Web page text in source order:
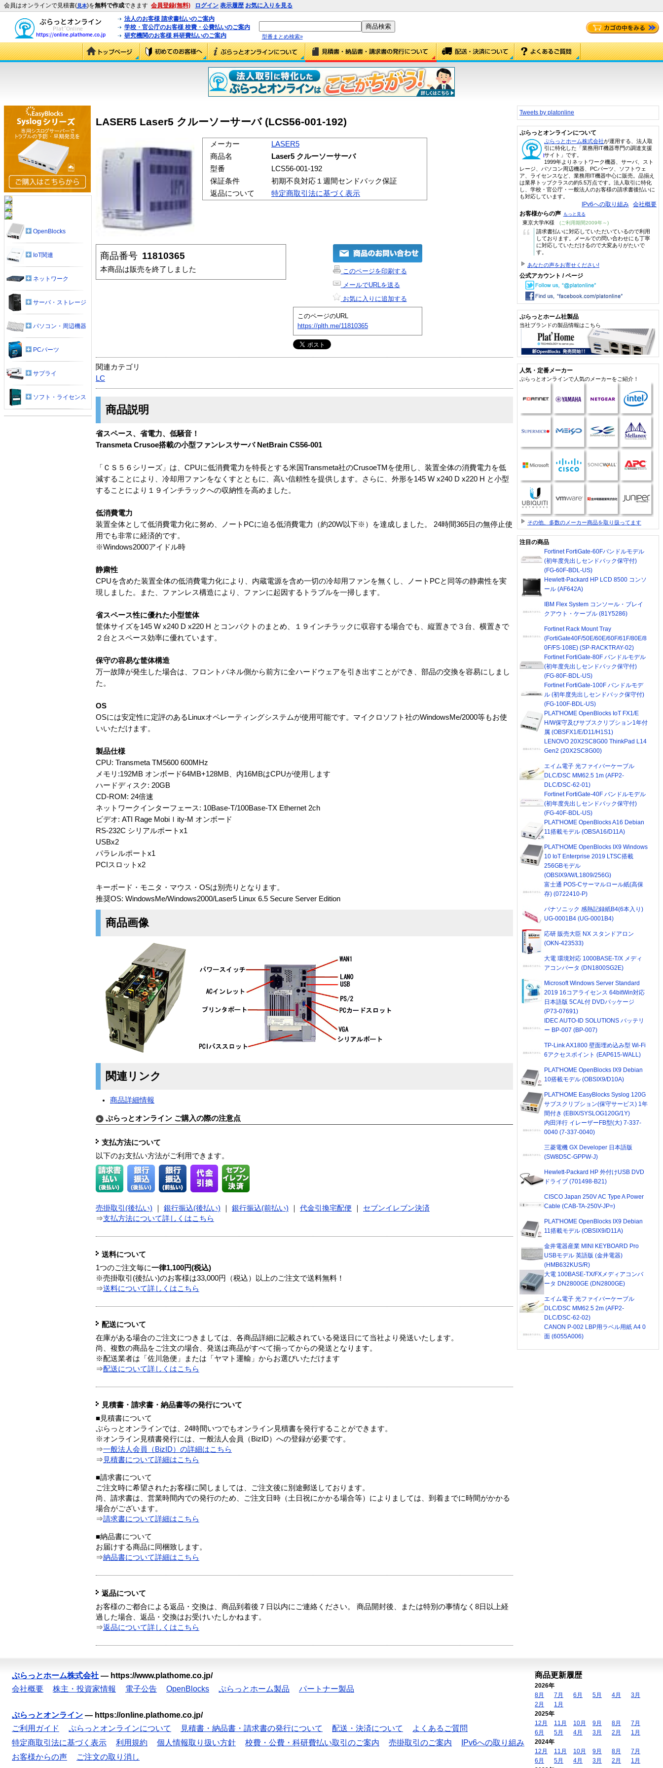
会員はオンラインで見積書(見本)を無料で作成できます 会員登録(無料) ログイン 表示履歴 お気に入りを見る
法人のお客様 請求書払いのご案内
学校・官公庁のお客様 校費・公費払いのご案内
研究機関のお客様 科研費払いのご案内
型番まとめ検索»
LASER5 Laser5 クルーソーサーバ (LCS56-001-192)
メーカー
LASER5
商品名
Laser5 クルーソーサーバ
型番
LCS56-001-192
保証条件
初期不良対応１週間センドバック保証
返品について
特定商取引法に基づく表示
商品番号 11810365
本商品は販売を終了しました
このページを印刷する
メールでURLを送る
お気に入りに追加する
このページのURL
https://plth.me/11810365
関連カテゴリ
LC
商品説明
省スペース、省電力、低騒音！
Transmeta Crusoe搭載の小型ファンレスサーバ NetBrain CS56-001
「ＣＳ５６シリーズ」は、CPUに低消費電力を特長とする米国Transmeta社のCrusoeTMを使用し、装置全体の消費電力を低
減することにより、冷却用ファンをなくすとともに、高い信頼性を提供します。さらに、外形を145 W x240 D x220 H と小型
することにより１９インチラックへの収納性を高めました。
低消費電力
装置全体として低消費電力化に努め、ノートPCに迫る低消費電力（約20W以下※）を達成しました。 24時間365日の無停止使
用でも非常に経済的です。
※Windows2000アイドル時
静粛性
CPUを含めた装置全体の低消費電力化により、内蔵電源を含め一切の冷却用ファンを無くし、ノートPCと同等の静粛性を実
現しました。また、ファンレス構造により、ファンに起因するトラブルを一掃します。
省スペース性に優れた小型筐体
筐体サイズを145 W x240 D x220 H とコンパクトのまとめ、１９インチラックに収容する場合でも、縦置きで３台、横置きで
２台とスペース効率に優れています。
保守の容易な筐体構造
万一故障が発生した場合は、フロントパネル側から前方に全ハードウェアを引き出すことができ、部品の交換を容易にしまし
た。
OS
OSには安定性に定評のあるLinuxオペレーティングシステムが使用可能です。マイクロソフト社のWindowsMe/2000等もお使
いいただけます。
製品仕様
CPU: Transmeta TM5600 600MHz
メモリ:192MB オンボード64MB+128MB、内16MBはCPUが使用します
ハードディスク: 20GB
CD-ROM: 24倍速
ネットワークインターフェース: 10Base-T/100Base-TX Ethernet 2ch
ビデオ: ATI Rage Mobiｌity-M オンボード
RS-232C シリアルポートx1
USBx2
パラレルポートx1
PCIスロットx2
キーボード・モニタ・マウス・OSは別売りとなります。
推奨OS: WindowsMe/Windows2000/Laser5 Linux 6.5 Secure Server Edition
商品画像
関連リンク
商品詳細情報
ぷらっとオンライン ご購入の際の注意点
支払方法について
以下のお支払い方法がご利用できます。
売掛取引(後払い) 銀行振込(後払い) 銀行振込(前払い) 代金引換宅配便
セブンイレブン決済
⇒支払方法について詳しくはこちら
送料について
1つのご注文毎に一律1,100円(税込)
※売掛取引(後払い)のお客様は33,000円（税込）以上のご注文で送料無料！
⇒送料について詳しくはこちら
配送について
在庫がある場合のご注文につきましては、各商品詳細に記載されている発送日にて当社より発送いたします。
尚、複数の商品をご注文の場合、発送は商品がすべて揃ってからの発送となります。
※配送業者は「佐川急便」または「ヤマト運輸」からお選びいただけます
⇒配送について詳しくはこちら
見積書・請求書・納品書等の発行について
■見積書について
ぷらっとオンラインでは、24時間いつでもオンライン見積書を発行することができます。
※オンライン見積書発行には、一般法人会員（BizID）への登録が必要です。
⇒一般法人会員（BizID）の詳細はこちら
⇒ 見積書について詳細はこちら
■請求書について
ご注文時に希望されたお客様に関しましては、ご注文後に別途郵送しております。
尚、請求書は、営業時間内での発行のため、ご注文日時（土日祝にかかる場合等）によりましては、到着までに時間がかかる
場合がございます。
⇒請求書について詳細はこちら
■納品書について
お届けする商品に同梱致します。
⇒納品書について詳細はこちら
返品について
お客様のご都合による返品・交換は、商品到着後７日以内にご連絡ください。 商品開封後、または特別の事情なく8日以上経
過した場合、返品・交換はお受けいたしかねます。
⇒返品について詳しくはこちら
OpenBlocks
IoT関連
ネットワーク
サーバ・ストレージ
パソコン・周辺機器
PCパーツ
サプライ
ソフト・ライセンス
Tweets by platonline
ぷらっとオンラインについて
ぷらっとホーム株式会社が運用する、法人取
引に特化した「業務用IT機器専門の調達支援
サイト」です。
1999年よりネットワーク機器、サーバ、スト
レージ、パソコン周辺機器、PCパーツ、ソフトウェ
ア、ライセンスなど、業務用IT機器中心に販売。品揃え
は業界トップクラスの約5.5万点です。法人取引に特化
し、学校・官公庁・一般法人のお客様の請求書後払いに
も対応しています。
IPv6への取り組み 会社概要
お客様からの声 もっと見る
東京大学/K様 (ご利用期間2009年～)
“
請求書払いに対応していただいているので利用
しております。メールでの問い合わせにも丁寧
に対応していただけるので大変ありがたいで
す。
あなたの声をお寄せください!
公式アカウント / ページ
ぷらっとホーム社製品
当社ブランドの製品情報はこちら
人気・定番メーカー
ぷらっとオンラインで人気のメーカーをご紹介！
その他、多数のメーカー商品を取り扱ってます
注目の商品
Fortinet FortiGate-60Fバンドルモデル
(初年度先出しセンドバック保守付)
(FG-60F-BDL-US)
Hewlett-Packard HP LCD 8500 コンソ
ール (AF642A)
IBM Flex System コンソール・ブレイ
クアウト・ケーブル (81Y5286)
Fortinet Rack Mount Tray
(FortiGate40F/50E/60E/60F/61F/80E/8
0F/FS-108E) (SP-RACKTRAY-02)
Fortinet FortiGate-80F バンドルモデル
(初年度先出しセンドバック保守付)
(FG-80F-BDL-US)
Fortinet FortiGate-100F バンドルモデ
ル (初年度先出しセンドバック保守付)
(FG-100F-BDL-US)
PLAT'HOME OpenBlocks IoT FX1/E
H/W保守及びサブスクリプション1年付
属 (OBSFX1/E/D11/H1S1)
LENOVO 20X2SC8G00 ThinkPad L14
Gen2 (20X2SC8G00)
エイム電子 光ファイバーケーブル
DLC/DSC MM62.5 1m (AFP2-
DLC/DSC-62-01)
Fortinet FortiGate-40F バンドルモデル
(初年度先出しセンドバック保守付)
(FG-40F-BDL-US)
PLAT'HOME OpenBlocks A16 Debian
11搭載モデル (OBSA16/D11A)
PLAT'HOME OpenBlocks IX9 Windows
10 IoT Enterprise 2019 LTSC搭載
256GBモデル
(OBSIX9/W/L1809/256G)
富士通 POS-Cサーマルロール紙(高保
存) (0722410-P)
パナソニック 感熱記録紙B4(6本入り)
UG-0001B4 (UG-0001B4)
応研 販売大臣 NX スタンドアロン
(OKN-423533)
大電 環境対応 1000BASE-T/X メディ
アコンバータ (DN1800SG2E)
Microsoft Windows Server Standard
2019 16コアライセンス 64bitWin対応
日本語版 5CAL付 DVDパッケージ
(P73-07691)
IDEC AUTO-ID SOLUTIONS バッテリ
ー BP-007 (BP-007)
TP-Link AX1800 壁面埋め込み型 Wi-Fi
6アクセスポイント (EAP615-WALL)
PLAT'HOME OpenBlocks IX9 Debian
10搭載モデル (OBSIX9/D10A)
PLAT'HOME EasyBlocks Syslog 120G
サブスクリプション(保守サービス) 1年
間付き (EBIX/SYSLOG120G/1Y)
内田洋行 イレーザーFB型(大) 7-337-
0040 (7-337-0040)
三菱電機 GX Developer 日本語版
(SW8D5C-GPPW-J)
Hewlett-Packard HP 外付けUSB DVD
ドライブ (701498-B21)
CISCO Japan 250V AC Type A Power
Cable (CAB-TA-250V-JP=)
PLAT'HOME OpenBlocks IX9 Debian
11搭載モデル (OBSIX9/D11A)
金井電器産業 MINI KEYBOARD Pro
USBモデル 英語版 (金井電器)
(HMB632KUS/R)
大電 100BASE-TX/FXメディアコンバ
ータ DN2800GE (DN2800GE)
エイム電子 光ファイバーケーブル
DLC/DSC MM62.5 2m (AFP2-
DLC/DSC-62-02)
CANON P-002 LBP用ラベル用紙 A4 0
面 (6055A006)
ぷらっとホーム株式会社 — https://www.plathome.co.jp/
会社概要
株主・投資家情報 電子公告 OpenBlocks ぷらっとホーム製品 パートナー製品
ぷらっとオンライン — https://online.plathome.co.jp/
ご利用ガイド
ぷらっとオンラインについて 見積書・納品書・請求書の発行について 配送・決済について
よくあるご質問
特定商取引法に基づく表示
利用規約 個人情報取り扱い方針 校費・公費・科研費払い取引のご案内 売掛取引のご案内
IPv6への取り組み
お客様からの声
ご注文の取り消し
商品更新履歴
2026年
8月
7月 6月 5月 4月
3月
2月
1月
2025年
12月
11月 10月 9月 8月
7月
6月
5月 4月 3月 2月
1月
2024年
12月
11月 10月 9月 8月
7月
6月
5月 4月 3月 2月
1月